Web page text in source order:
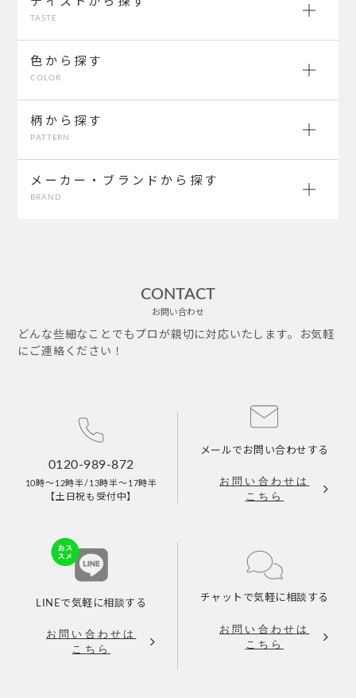
TASTE
色から探す
COLOR
柄から探す
PATTERN
メーカー・ブランドから探す
BRAND
CONTACT
お問い合わせ
どんな些細なことでもプロが親切に対応いたします。お気軽
にご連絡ください！
0120-989-872
10時～12時半/13時半～17時半
【土日祝も受付中】
メールで お問い合わせする
お問い合わせは
こちら
LINEで気軽に相談する
お問い合わせは
こちら
チャットで気軽に相談する
お問い合わせは
こちら